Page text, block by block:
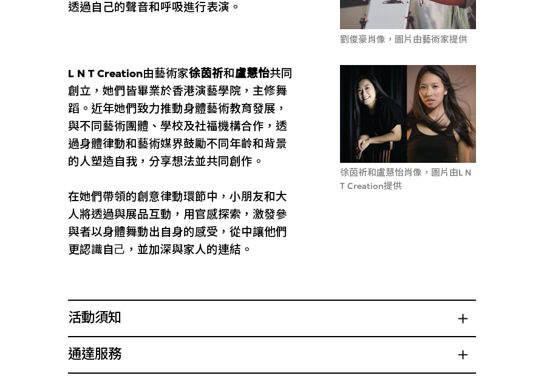
透過自己的聲音和呼吸進行表演。
劉俊豪肖像，圖片由藝術家提供
L N T Creation由藝術家徐茵祈和盧慧怡共同
創立，她們皆畢業於香港演藝學院，主修舞
蹈。近年她們致力推動身體藝術教育發展，
與不同藝術團體、學校及社福機構合作，透
過身體律動和藝術媒界鼓勵不同年齡和背景
的人塑造自我，分享想法並共同創作。
在她們帶領的創意律動環節中，小朋友和大
人將透過與展品互動，用官感探索，激發參
與者以身體舞動出自身的感受，從中讓他們
更認識⾃⼰，並加深與家人的連結。
徐茵祈和盧慧怡肖像，圖片由L N
T Creation提供
活動須知
通達服務